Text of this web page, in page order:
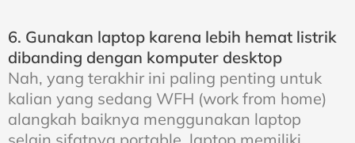
6. Gunakan laptop karena lebih hemat listrik
dibanding dengan komputer desktop
Nah, yang terakhir ini paling penting untuk
kalian yang sedang WFH (work from home)
alangkah baiknya menggunakan laptop